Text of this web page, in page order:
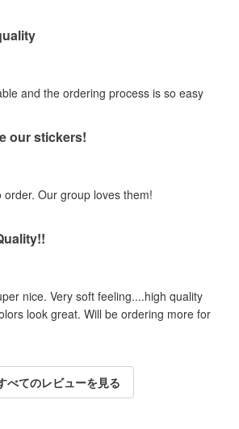
and the ordering process is so easy
our stickers!
Our group loves them!
nice. Very soft feeling....high quality
look great. Will be ordering more for
べてのレビューを見る